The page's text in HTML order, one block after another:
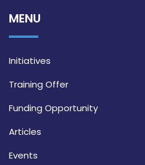
MENU
Initiatives
Training Offer
Funding Opportunity
Articles
Events